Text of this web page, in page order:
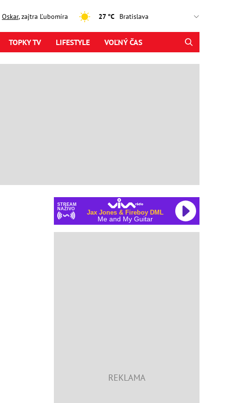
Oskar, zajtra Ľubomíra 27 °C
TOPKY TV LIFESTYLE VOĽNÝ ČAS
STREAM
NAŽIVO
Jax Jones & Fireboy DML
Me and My Guitar